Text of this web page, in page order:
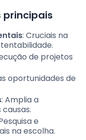
principais
: Cruciais na
de projetos
oportunidades de
: Amplia a
e
na escolha.